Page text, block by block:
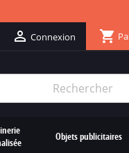
 Connexion shopping_cart
Objets publicitaires